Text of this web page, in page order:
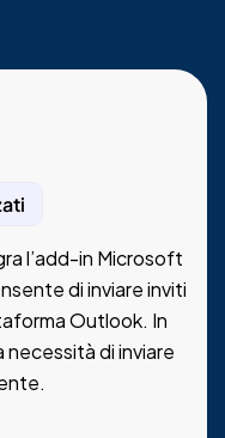
l’add-in Microsoft
di inviare inviti
Outlook. In
necessità di inviare